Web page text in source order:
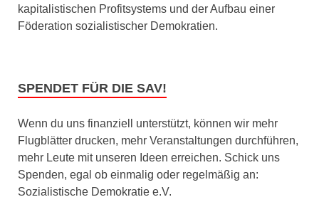
kapitalistischen Profitsystems und der Aufbau einer
Föderation sozialistischer Demokratien.
SPENDET FÜR DIE SAV!
Wenn du uns finanziell unterstützt, können wir mehr
Flugblätter drucken, mehr Veranstaltungen durchführen,
mehr Leute mit unseren Ideen erreichen. Schick uns
Spenden, egal ob einmalig oder regelmäßig an:
Sozialistische Demokratie e.V.